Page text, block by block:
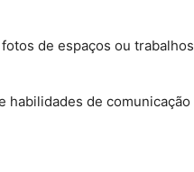
de espaços ou trabalhos
habilidades de comunicação